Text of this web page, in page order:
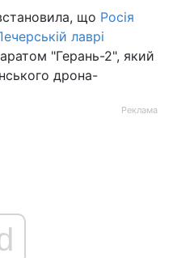
що Росія
лаврі
"Герань-2", який
дрона-
Реклама